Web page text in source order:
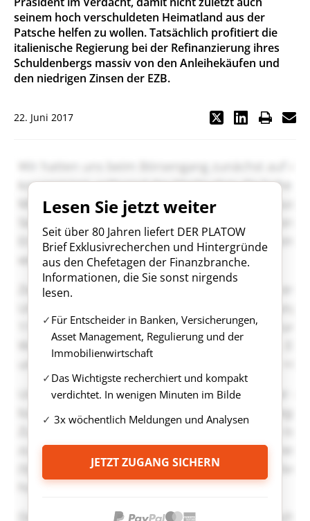
seinem hoch verschuldeten Heimatland aus der
Patsche helfen zu wollen. Tatsächlich profitiert die
italienische Regierung bei der Refinanzierung ihres
Schuldenbergs massiv von den Anleihekäufen und
den niedrigen Zinsen der EZB.
22. Juni 2017
Lesen Sie jetzt weiter
Seit über 80 Jahren liefert DER PLATOW
Brief Exklusivrecherchen und Hintergründe
aus den Chefetagen der Finanzbranche.
Informationen, die Sie sonst nirgends
lesen.
Für Entscheider in Banken, Versicherungen,
Asset Management, Regulierung und der
Immobilienwirtschaft
Das Wichtigste recherchiert und kompakt
verdichtet. In wenigen Minuten im Bilde
3x wöchentlich Meldungen und Analysen
JETZT ZUGANG SICHERN